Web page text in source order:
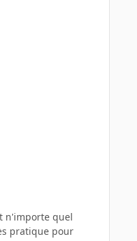
n'importe quel
pratique pour